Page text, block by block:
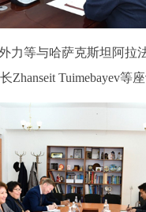
力等与哈萨克斯坦阿拉
长Zhanseit Tuimebayev等